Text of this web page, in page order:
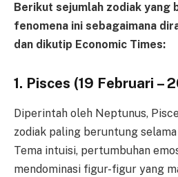
Berikut sejumlah zodiak yang
fenomena ini sebagaimana
dan dikutip Economic Times:
1. Pisces (19 Februari –
Diperintah oleh Neptunus,
zodiak paling beruntung
Tema intuisi, pertumbuhan
mendominasi figur-figur yang